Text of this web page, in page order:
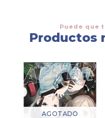
Puede que
Productos
AGOTADO